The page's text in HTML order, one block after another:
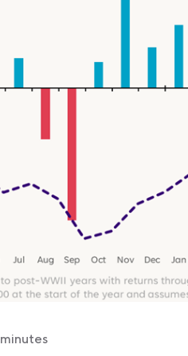
minutes